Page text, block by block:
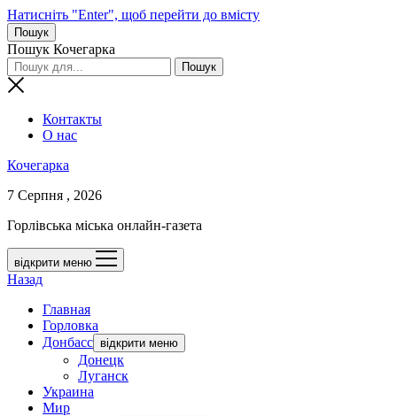
Натисніть "Enter", щоб перейти до вмісту
Пошук
Пошук Кочегарка
Контакты
О нас
Кочегарка
7 Серпня , 2026
Горлівська міська онлайн-газета
відкрити меню
Назад
Главная
Горловка
Донбасс відкрити меню
Донецк
Луганск
Украина
Мир